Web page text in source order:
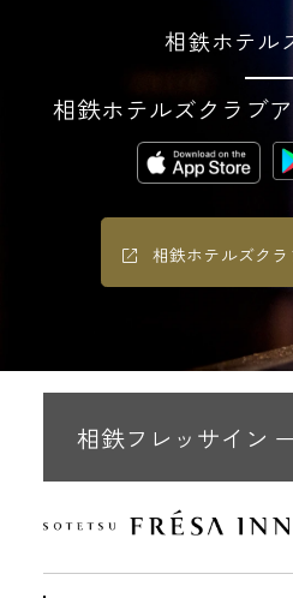
相鉄ホテル
相鉄ホテルズクラブ
相鉄ホテルズク
相鉄フレッサイン